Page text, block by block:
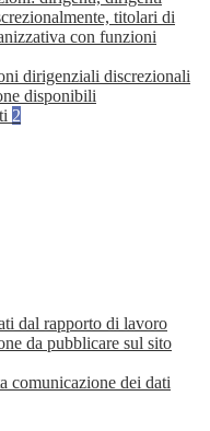
titolari di
con funzioni
dirigenziali discrezionali
disponibili
2
dal rapporto di lavoro
da pubblicare sul sito
comunicazione dei dati